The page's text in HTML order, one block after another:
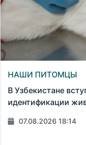
НАШИ ПИТОМЦЫ
В Узбекистане
идентификации
07.08.2026 18:14